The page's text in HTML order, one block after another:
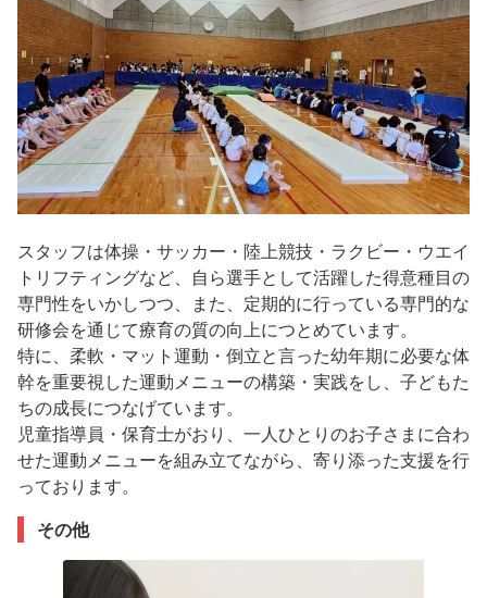
スタッフは体操・サッカー・陸上競技・ラクビー・ウエイ
トリフティングなど、自ら選手として活躍した得意種目の
専門性をいかしつつ、また、定期的に行っている専門的な
研修会を通じて療育の質の向上につとめています。
特に、柔軟・マット運動・倒立と言った幼年期に必要な体
幹を重要視した運動メニューの構築・実践をし、子どもた
ちの成長につなげています。
児童指導員・保育士がおり、一人ひとりのお子さまに合わ
せた運動メニューを組み立てながら、寄り添った支援を行
っております。
その他